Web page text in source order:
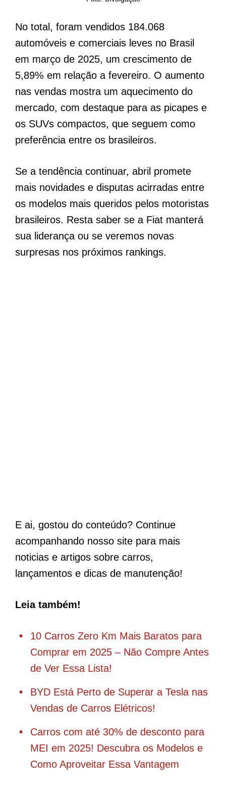
No total, foram vendidos 184.068
automóveis e comerciais leves no Brasil
em março de 2025, um crescimento de
5,89% em relação a fevereiro. O aumento
nas vendas mostra um aquecimento do
mercado, com destaque para as picapes e
os SUVs compactos, que seguem como
preferência entre os brasileiros.
Se a tendência continuar, abril promete
mais novidades e disputas acirradas entre
os modelos mais queridos pelos motoristas
brasileiros. Resta saber se a Fiat manterá
sua liderança ou se veremos novas
surpresas nos próximos rankings.
E ai, gostou do conteúdo? Continue
acompanhando nosso site para mais
noticias e artigos sobre carros,
lançamentos e dicas de manutenção!
Leia também!
10 Carros Zero Km Mais Baratos para
Comprar em 2025 – Não Compre Antes
de Ver Essa Lista!
BYD Está Perto de Superar a Tesla nas
Vendas de Carros Elétricos!
Carros com até 30% de desconto para
MEI em 2025! Descubra os Modelos e
Como Aproveitar Essa Vantagem